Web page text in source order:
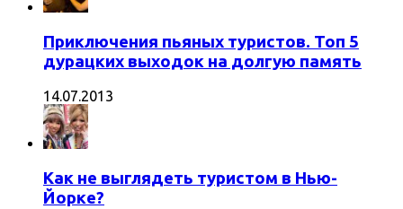
Приключения пьяных туристов. Топ 5
дурацких выходок на долгую память
14.07.2013
Как не выглядеть туристом в Нью-
Йорке?